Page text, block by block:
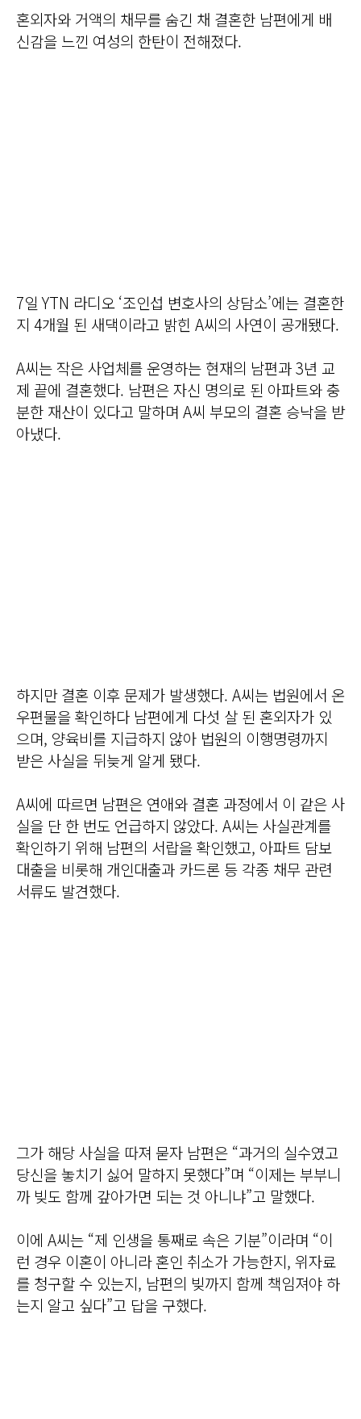
혼외자와 거액의 채무를 숨긴 채 결혼한 남편에게 배
신감을 느낀 여성의 한탄이 전해졌다.
7일 YTN 라디오 ‘조인섭 변호사의 상담소’에는 결혼한
지 4개월 된 새댁이라고 밝힌 A씨의 사연이 공개됐다.
A씨는 작은 사업체를 운영하는 현재의 남편과 3년 교
제 끝에 결혼했다. 남편은 자신 명의로 된 아파트와 충
분한 재산이 있다고 말하며 A씨 부모의 결혼 승낙을 받
아냈다.
하지만 결혼 이후 문제가 발생했다. A씨는 법원에서 온
우편물을 확인하다 남편에게 다섯 살 된 혼외자가 있
으며, 양육비를 지급하지 않아 법원의 이행명령까지
받은 사실을 뒤늦게 알게 됐다.
A씨에 따르면 남편은 연애와 결혼 과정에서 이 같은 사
실을 단 한 번도 언급하지 않았다. A씨는 사실관계를
확인하기 위해 남편의 서랍을 확인했고, 아파트 담보
대출을 비롯해 개인대출과 카드론 등 각종 채무 관련
서류도 발견했다.
그가 해당 사실을 따져 묻자 남편은 “과거의 실수였고
당신을 놓치기 싫어 말하지 못했다”며 “이제는 부부니
까 빚도 함께 갚아가면 되는 것 아니냐”고 말했다.
이에 A씨는 “제 인생을 통째로 속은 기분”이라며 “이
런 경우 이혼이 아니라 혼인 취소가 가능한지, 위자료
를 청구할 수 있는지, 남편의 빚까지 함께 책임져야 하
는지 알고 싶다”고 답을 구했다.